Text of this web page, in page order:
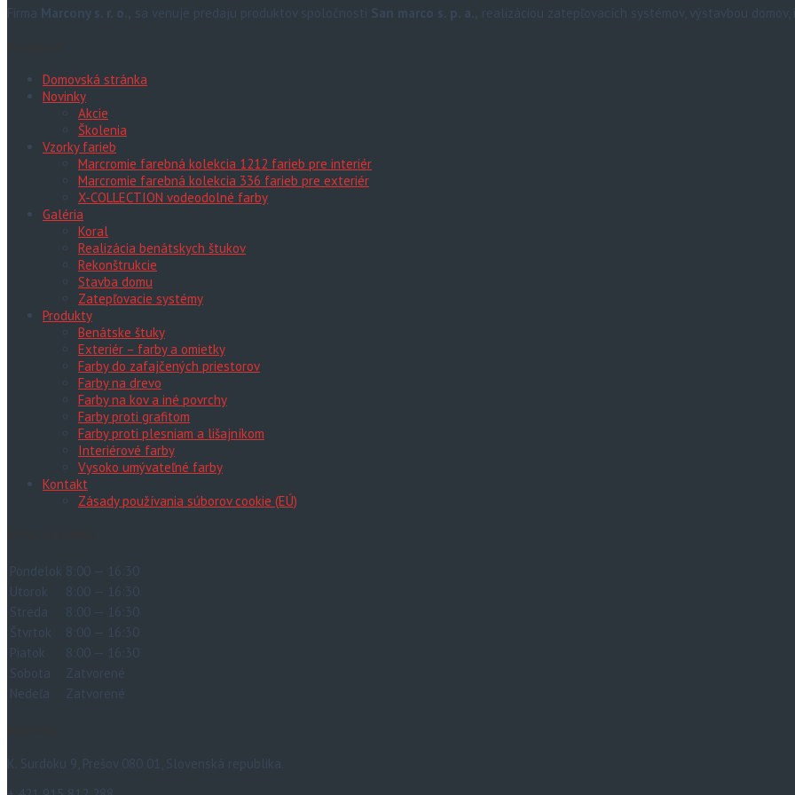
Firma Marcony s. r. o., sa venuje predaju produktov spoločnosti San marco s. p. a., realizáciou zatepľovacích systémov, výstavbou
Domovská stránka
Novinky
Akcie
Školenia
Vzorky farieb
Marcromie farebná kolekcia 1212 farieb pre interiér
Marcromie farebná kolekcia 336 farieb pre exteriér
X-COLLECTION vodeodolné farby
Galéria
Koral
Realizácia benátskych štukov
Rekonštrukcie
Stavba domu
Zatepľovacie systémy
Produkty
Benátske štuky
Exteriér – farby a omietky
Farby do zafajčených priestorov
Farby na drevo
Farby na kov a iné povrchy
Farby proti grafitom
Farby proti plesniam a lišajníkom
Interiérové farby
Vysoko umývateľné farby
Kontakt
Zásady používania súborov cookie (EÚ)
Pondelok 8:00 — 16:30
Utorok
8:00 — 16:30
Streda
8:00 — 16:30
Štvrtok
8:00 — 16:30
Piatok
8:00 — 16:30
Sobota
Zatvorené
Nedeľa
Zatvorené
K. Surdoku 9, Prešov 080 01, Slovenská republika.